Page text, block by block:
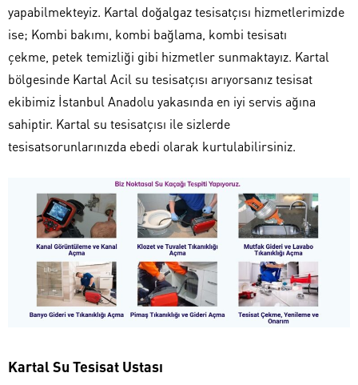
yapabilmekteyiz. Kartal doğalgaz tesisatçısı hizmetlerimizde
ise; Kombi bakımı, kombi bağlama, kombi tesisatı
çekme, petek temizliği gibi hizmetler sunmaktayız. Kartal
bölgesinde Kartal Acil su tesisatçısı arıyorsanız tesisat
ekibimiz İstanbul Anadolu yakasında en iyi servis ağına
sahiptir. Kartal su tesisatçısı ile sizlerde
tesisatsorunlarınızda ebedi olarak kurtulabilirsiniz.
Kartal Su Tesisat Ustası